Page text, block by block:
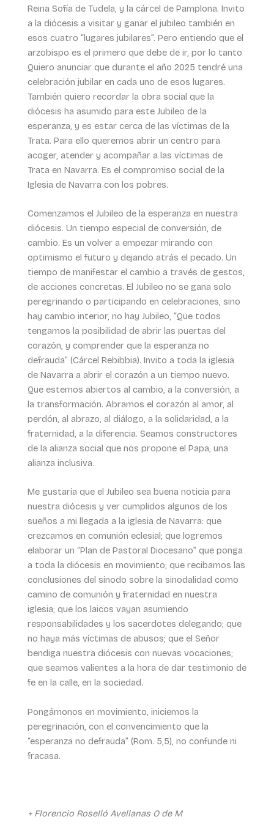
Reina Sofía de Tudela, y la cárcel de Pamplona. Invito
a la diócesis a visitar y ganar el jubileo también en
esos cuatro “lugares jubilares”. Pero entiendo que el
arzobispo es el primero que debe de ir, por lo tanto
Quiero anunciar que durante el año 2025 tendré una
celebración jubilar en cada uno de esos lugares.
También quiero recordar la obra social que la
diócesis ha asumido para este Jubileo de la
esperanza, y es estar cerca de las víctimas de la
Trata. Para ello queremos abrir un centro para
acoger, atender y acompañar a las víctimas de
Trata en Navarra. Es el compromiso social de la
Iglesia de Navarra con los pobres.
Comenzamos el Jubileo de la esperanza en nuestra
diócesis. Un tiempo especial de conversión, de
cambio. Es un volver a empezar mirando con
optimismo el futuro y dejando atrás el pecado. Un
tiempo de manifestar el cambio a través de gestos,
de acciones concretas. El Jubileo no se gana solo
peregrinando o participando en celebraciones, sino
hay cambio interior, no hay Jubileo, “Que todos
tengamos la posibilidad de abrir las puertas del
corazón, y comprender que la esperanza no
defrauda” (Cárcel Rebibbia). Invito a toda la iglesia
de Navarra a abrir el corazón a un tiempo nuevo.
Que estemos abiertos al cambio, a la conversión, a
la transformación. Abramos el corazón al amor, al
perdón, al abrazo, al diálogo, a la solidaridad, a la
fraternidad, a la diferencia. Seamos constructores
de la alianza social que nos propone el Papa, una
alianza inclusiva.
Me gustaría que el Jubileo sea buena noticia para
nuestra diócesis y ver cumplidos algunos de los
sueños a mi llegada a la iglesia de Navarra: que
crezcamos en comunión eclesial; que logremos
elaborar un “Plan de Pastoral Diocesano” que ponga
a toda la diócesis en movimiento; que recibamos las
conclusiones del sínodo sobre la sinodalidad como
camino de comunión y fraternidad en nuestra
iglesia; que los laicos vayan asumiendo
responsabilidades y los sacerdotes delegando; que
no haya más víctimas de abusos; que el Señor
bendiga nuestra diócesis con nuevas vocaciones;
que seamos valientes a la hora de dar testimonio de
fe en la calle, en la sociedad.
Pongámonos en movimiento, iniciemos la
peregrinación, con el convencimiento que la
“esperanza no defrauda” (Rom. 5,5), no confunde ni
fracasa.
+ Florencio Roselló Avellanas O de M